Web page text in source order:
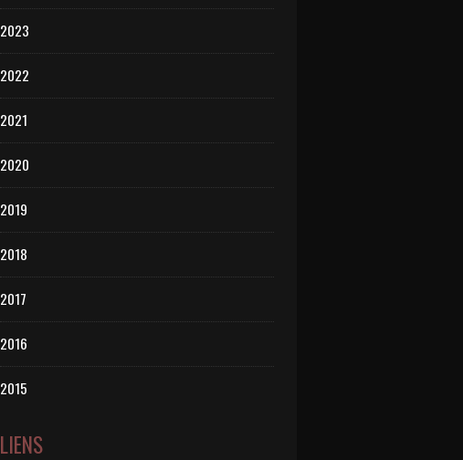
2023
2022
2021
2020
2019
2018
2017
2016
2015
LIENS